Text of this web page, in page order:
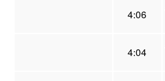
4:06
4:04